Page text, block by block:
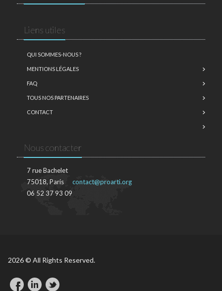
Liens utiles
QUI SOMMES-NOUS ?
MENTIONS LÉGALES
FAQ
TOUS NOS PARTENAIRES
CONTACT
Nous contacter
7 rue Bachelet
75018, Paris
06 52 37 93 09
contact@proarti.org
2026 © All Rights Reserved.